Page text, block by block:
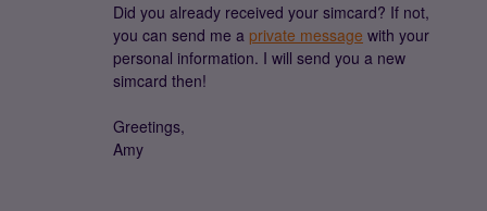
Did you already received your simcard? If not,
you can send me a private message with your
personal information. I will send you a new
simcard then!
Greetings,
Amy